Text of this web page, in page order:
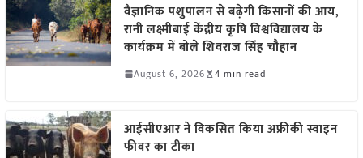
वैज्ञानिक पशुपालन से बढ़ेगी किसानों की आय,
रानी लक्ष्मीबाई केंद्रीय कृषि विश्वविद्यालय के
कार्यक्रम में बोले शिवराज सिंह चौहान
August 6, 2026 4 min read
आईसीएआर ने विकसित किया अफ्रीकी स्वाइन
फीवर का टीका